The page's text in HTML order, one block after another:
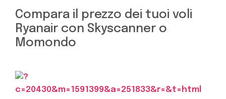
Compara il prezzo dei tuoi voli
Ryanair con Skyscanner o
Momondo